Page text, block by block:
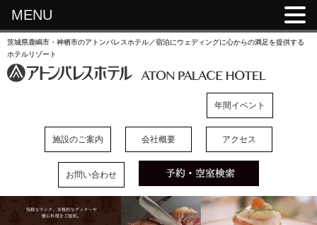
茨城県鹿嶋市・神栖市のアトンパレスホテル／宿泊にウェディングに心からの満足を提供する
ホテルリゾート
年間イベント
施設のご案内 会社概要 アクセス
お問い合わせ
MENU